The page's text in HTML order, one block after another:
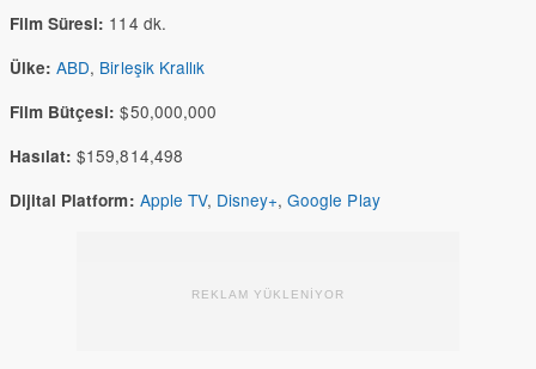
Film Süresi: 114 dk.
Ülke: ABD, Birleşik Krallık
Film Bütçesi: $50,000,000
Hasılat: $159,814,498
Dijital Platform: Apple TV, Disney+,Google Play
REKLAM YÜKLENİYOR